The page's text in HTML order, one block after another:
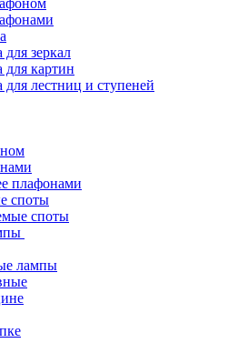
для зеркал
для картин
для лестниц и ступеней
плафонами
споты
споты
лампы